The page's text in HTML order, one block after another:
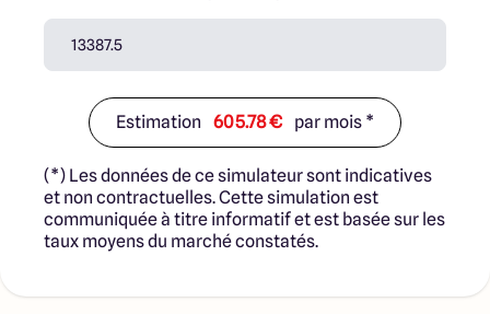
Estimation 605.78 € par mois *
(*) Les données de ce simulateur sont indicatives
et non contractuelles. Cette simulation est
communiquée à titre informatif et est basée sur les
taux moyens du marché constatés.